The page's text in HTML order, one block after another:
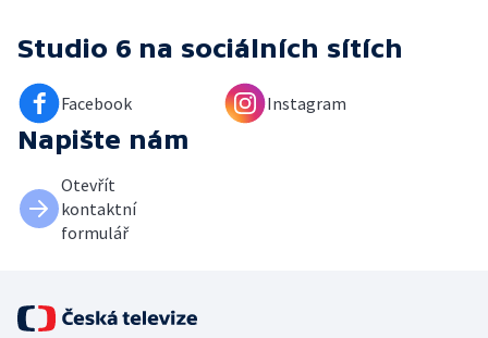
Studio 6 na sociálních sítích
Facebook Instagram
Napište nám
Otevřít
kontaktní
formulář